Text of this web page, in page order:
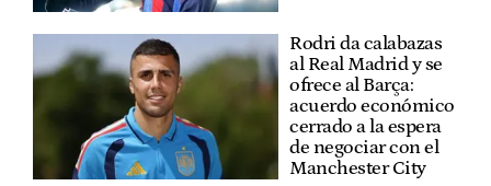
Rodri da calabazas
al Real Madrid y se
ofrece al Barça:
acuerdo económico
cerrado a la espera
de negociar con el
Manchester City